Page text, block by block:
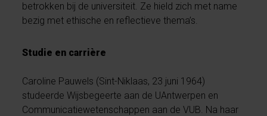
betrokken bij de universiteit. Ze hield zich met name
bezig met ethische en reflectieve thema’s.
Studie en carrière
Caroline Pauwels (Sint-Niklaas, 23 juni 1964)
studeerde Wijsbegeerte aan de UAntwerpen en
Communicatiewetenschappen aan de VUB. Na haar